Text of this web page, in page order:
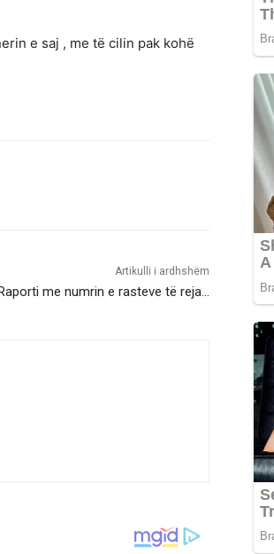
e saj , me të cilin pak kohë
Artikulli i ardhshëm
me numrin e rasteve të reja…